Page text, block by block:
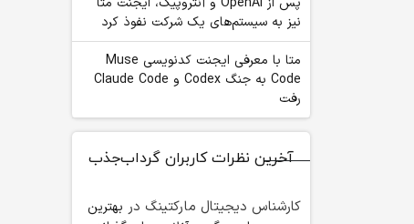
نیز به سیستم‌های یک شرکت نفوذ کرد
متا با معرفی ایجنت کدنویسی Muse
Code به جنگ Codex و Claude Code
رفت
آخرین نظرات کاربران گرداب‌جذب
کارشناس دیجیتال مارکتینگ در بهترین